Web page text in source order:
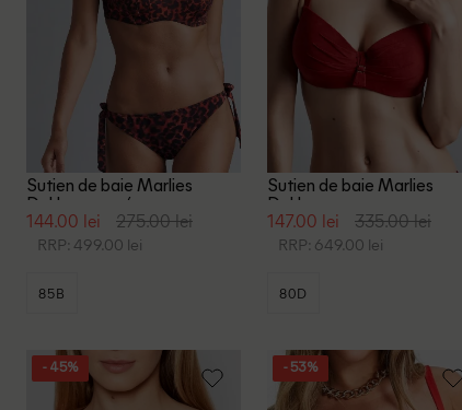
Sutien de baie Marlies
Dekkers, rosu/negru
144.00 lei 275.00 lei
RRP: 499.00 lei
85B
Sutien de baie Marlies
Dekkers, rosu
147.00 lei 335.00 lei
RRP: 649.00 lei
80D
- 45% - 53%